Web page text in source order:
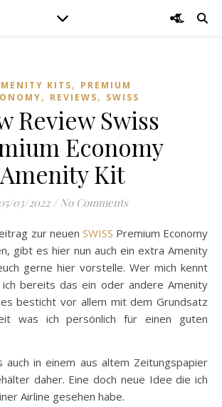
KITS, PREMIUM
, REVIEWS, SWISS
Review Swiss
Economy
Amenity Kit
03/2022 / No Comments
zur neuen SWISS Premium Economy
gibt es hier nun auch ein extra Amenity
gerne hier vorstelle. Wer mich kennt
bereits das ein oder andere Amenity
besticht vor allem mit dem Grundsatz
was ich persönlich für einen guten
auch in einem aus altem Zeitungspapier
daher. Eine doch neue Idee die ich
Airline gesehen habe.